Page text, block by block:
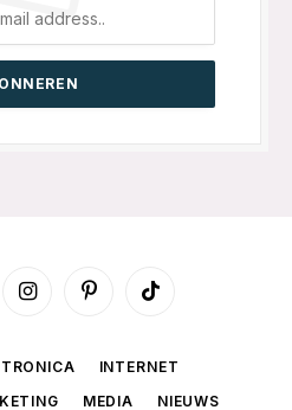
InstagramPinterestTikTok
INTERNET
MEDIA NIEUWS